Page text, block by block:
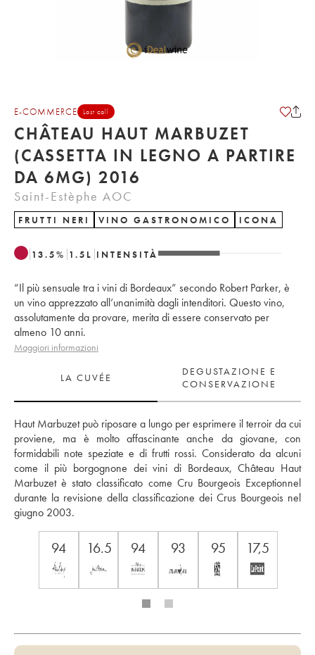
E-COMMERCE Last call
CHÂTEAU HAUT MARBUZET
(CASSETTA IN LEGNO A PARTIRE
DA 6MG) 2016
Saint-Estèphe AOC
FRUTTI NERI VINO GASTRONOMICO ICONA
13.5% 1.5 L INTENSITÀ
“Il più sensuale tra i vini di Bordeaux” secondo Robert Parker, è
un vino apprezzato all’unanimità dagli intenditori. Questo vino,
assolutamente da provare, merita di essere conservato per
almeno 10 anni.
Maggiori informazioni
LA CUVÉE
DEGUSTAZIONE E
CONSERVAZIONE
Haut Marbuzet può riposare a lungo per esprimere il terroir da cui
proviene, ma è molto affascinante anche da giovane, con
formidabili note speziate e di frutti rossi. Considerato da alcuni
come il più borgognone dei vini di Bordeaux, Château Haut
Marbuzet è stato classificato come Cru Bourgeois Exceptionnel
durante la revisione della classificazione dei Crus Bourgeois nel
giugno 2003.
94 16.5 94 93 95 17,5